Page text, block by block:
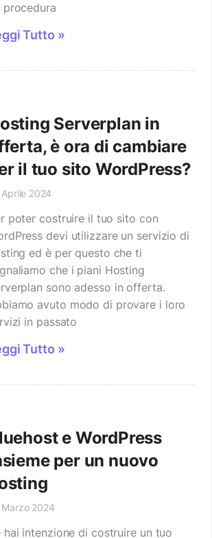
procedura
Tutto »
Serverplan in
è ora di cambiare
il tuo sito WordPress?
2024
poter costruire il tuo sito con
devi utilizzare un servizio di
ed è per questo che ti
che i piani Hosting
sono adesso in offerta.
avuto modo di provare i loro
in passato
Tutto »
e WordPress
per un nuovo
Marzo 2024
hai intenzione di costruire un tuo